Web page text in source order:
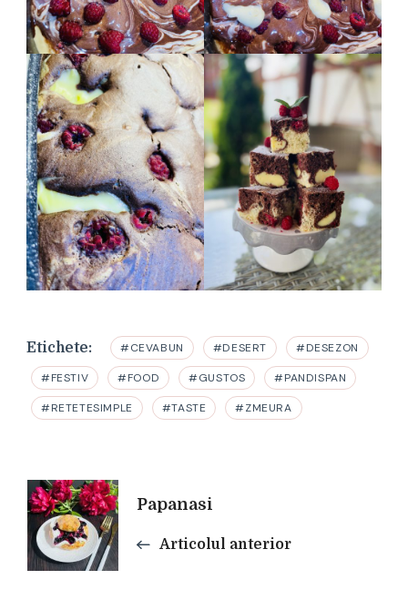
Etichete: #CEVABUN #DESERT #DESEZON
#FESTIV #FOOD #GUSTOS #PANDISPAN
#RETETESIMPLE #TASTE #ZMEURA
Navigare
în
Papanasi
Articolul anterior